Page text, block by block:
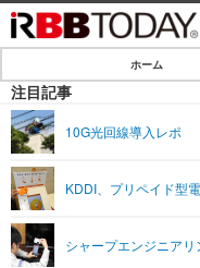
IT・デジタル
SPEED TEST
エンタメ
ライフ
ホーム
注目記事
10G光回線導入レポ
KDDI、プリペイド型
シャープエンジニア